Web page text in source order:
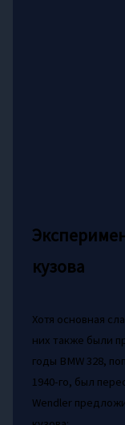
кузова
Хотя основная
них также были
годы BMW 328,
1940-го, был
Wendler